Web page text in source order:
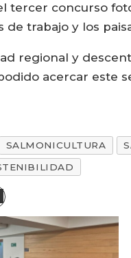
tercer concurso
de trabajo y los
regional y
acercar este
SALMONICULTURA